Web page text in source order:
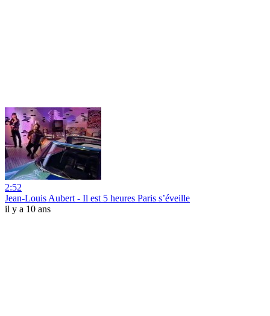
2:52
Jean-Louis Aubert - Il est 5 heures Paris s’éveille
il y a 10 ans